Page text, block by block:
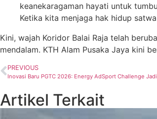
keanekaragaman hayati untuk
Ketika kita menjaga hak hidup
Kini, wajah Koridor Balai Raja telah
mendalam. KTH Alam Pusaka Jaya kini
PREVIOUS
Inovasi Baru PGTC 2026: Energy AdSport Challenge
Artikel Terkait